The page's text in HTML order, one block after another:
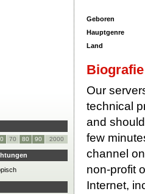
Geboren
Hauptgenre
Land
Biografie
Our
technical
and
few
channel
non-profit
Internet,
70 80 90 2000